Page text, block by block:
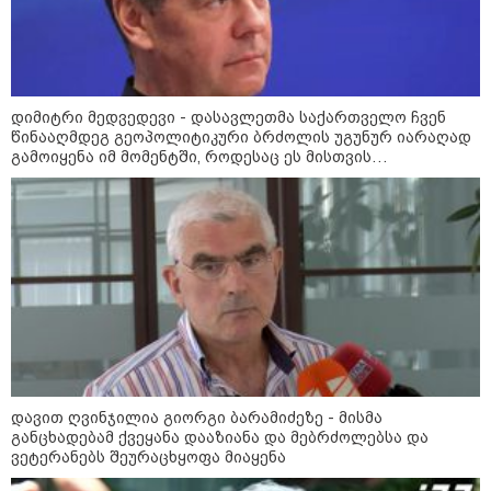
ფული ამ ზოდიაქოს ნიშნების
ხელში აღმოჩნდება: ვინ
გამდიდრდება?
როგორ ჩავიცვათ 40 წლის
შემდეგ: მილიონერების
სტილისტის 8 ოქროს წესი და
აუცილებელი სამოსი
დიმიტრი მედვედევი - დასავლეთმა საქართველო ჩვენ
წინააღმდეგ გეოპოლიტიკური ბრძოლის უგუნურ იარაღად
გამოიყენა იმ მომენტში, როდესაც ეს მისთვის
ხელსაყრელი იყო
დავით ღვინჯილია გიორგი ბარამიძეზე - მისმა
განცხადებამ ქვეყანა დააზიანა და მებრძოლებსა და
ვეტერანებს შეურაცხყოფა მიაყენა